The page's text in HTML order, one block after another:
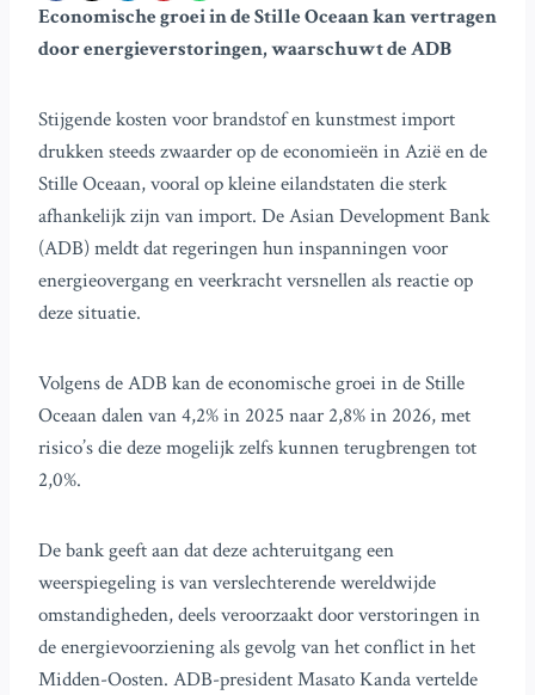
Economische groei in de Stille Oceaan kan vertragen
door energieverstoringen, waarschuwt de ADB
Stijgende kosten voor brandstof en kunstmest import
drukken steeds zwaarder op de economieën in Azië en de
Stille Oceaan, vooral op kleine eilandstaten die sterk
afhankelijk zijn van import. De Asian Development Bank
(ADB) meldt dat regeringen hun inspanningen voor
energieovergang en veerkracht versnellen als reactie op
deze situatie.
Volgens de ADB kan de economische groei in de Stille
Oceaan dalen van 4,2% in 2025 naar 2,8% in 2026, met
risico’s die deze mogelijk zelfs kunnen terugbrengen tot
2,0%.
De bank geeft aan dat deze achteruitgang een
weerspiegeling is van verslechterende wereldwijde
omstandigheden, deels veroorzaakt door verstoringen in
de energievoorziening als gevolg van het conflict in het
Midden-Oosten. ADB-president Masato Kanda vertelde